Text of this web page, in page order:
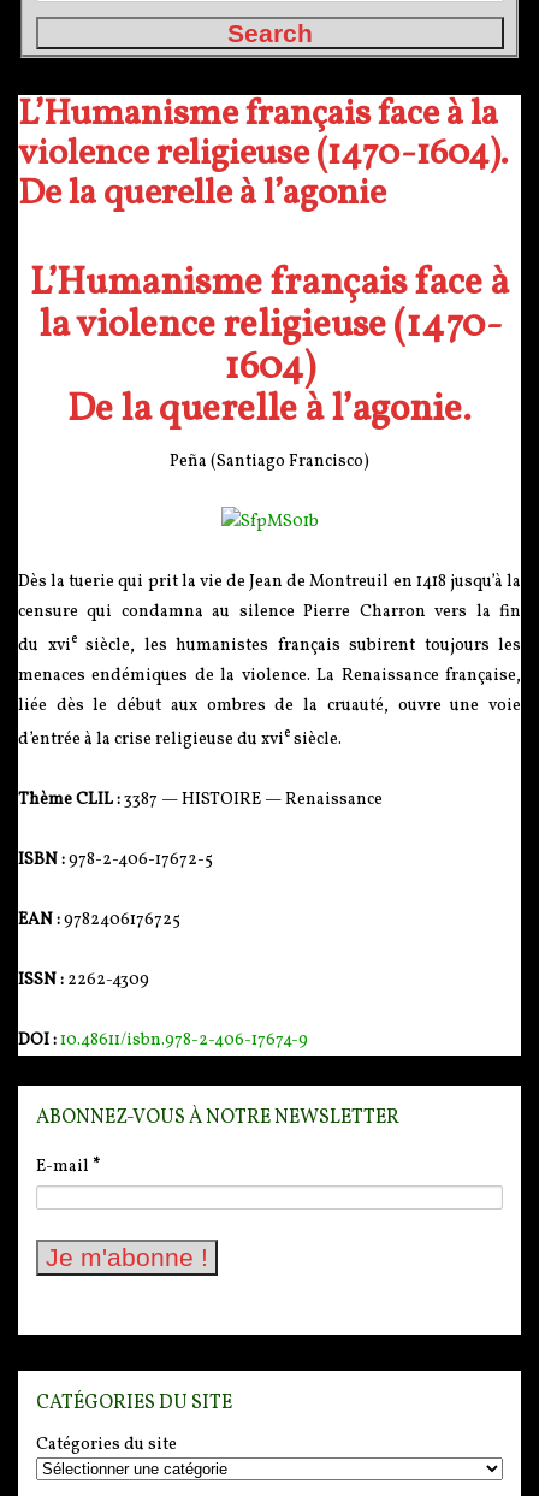
L’Humanisme français face à la
violence religieuse (1470-1604).
De la querelle à l’agonie
L’Humanisme français face à
la violence religieuse(1470-
1604)
De la querelle à l’agonie.
Peña (Santiago Francisco)
Dès la tuerie qui prit la vie de Jean de Montreuil en 1418 jusqu’à la
censure qui condamna au silence Pierre Charron vers la fin
du xviesiècle, les humanistes français subirent toujours les
menaces endémiques de la violence. La Renaissance française,
liée dès le début aux ombres de la cruauté, ouvre une voie
d’entrée à la crise religieuse du xviesiècle.
Thème CLIL :3387 — HISTOIRE — Renaissance
ISBN :978-2-406-17672-5
EAN :9782406176725
ISSN : 2262-4309
DOI :10.48611/isbn.978-2-406-17674-9
ABONNEZ-VOUS À NOTRE NEWSLETTER
E-mail *
CATÉGORIES DU SITE
Catégories du site